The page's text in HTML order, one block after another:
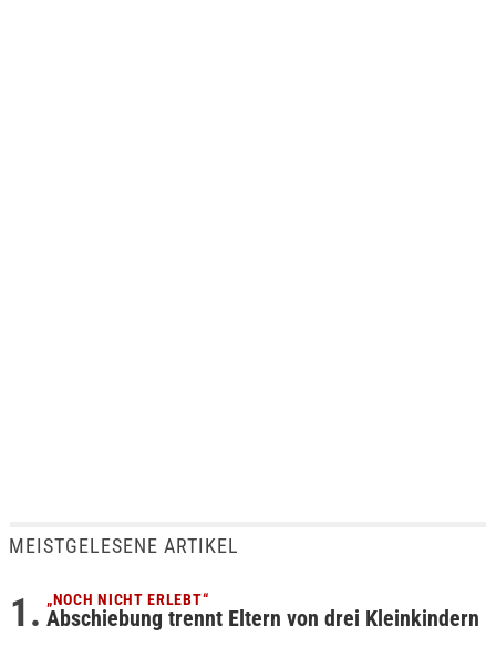
MEISTGELESENE ARTIKEL
„NOCH NICHT ERLEBT“
Abschiebung trennt Eltern von drei Kleinkindern